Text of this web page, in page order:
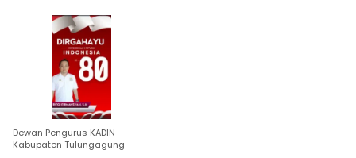
Dewan Pengurus KADIN
Kabupaten Tulungagung